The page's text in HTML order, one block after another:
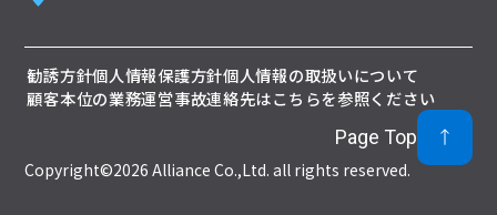
勧誘方針個人情報保護方針個人情報の取扱いについて
顧客本位の業務運営事故連絡先はこちらを参照ください
Page Top
Copyright©2026 Alliance Co.,Ltd. all rights reserved.